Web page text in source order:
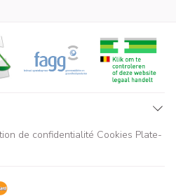
de confidentialité Cookies Plate-